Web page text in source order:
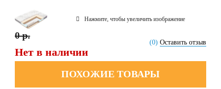
Нажмите, чтобы увеличить изображение
(0) Оставить отзыв
0 р.
Нет в наличии
ПОХОЖИЕ ТОВАРЫ